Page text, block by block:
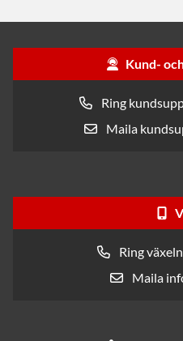
Kund-
Ring
Maila
Ring
Maila